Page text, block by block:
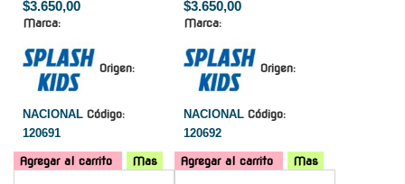
$3.650,00
Marca:
Origen:
NACIONAL Código:
120691
Agregar al carrito Mas
$3.650,00
Marca:
Origen:
NACIONAL Código:
120692
Agregar al carrito
Mas